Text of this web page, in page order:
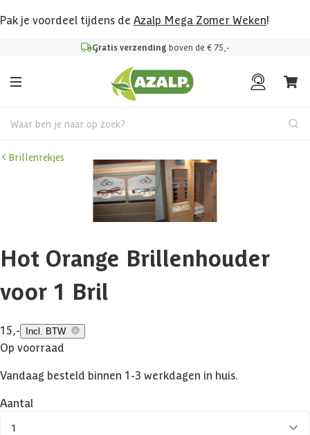
Pak je voordeel tijdens de Azalp Mega Zomer Weken!
Gratis verzending boven de € 75,-
Waar ben je naar op zoek?
Brillenrekjes
Hot Orange Brillenhouder
voor 1 Bril
15,- Incl. BTW
Op voorraad
Vandaag besteld binnen 1-3 werkdagen in huis.
Aantal
1